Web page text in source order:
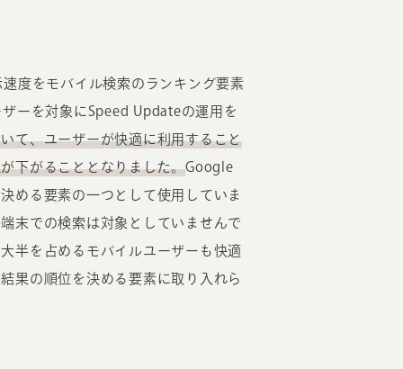
度をモバイル検索のランキング要素
ーを対象にSpeed Updateの運用を
て、ユーザーが快適に利用すること
下がることとなりました。Google
める要素の一つとして使用していま
末での検索は対象としていませんで
半を占めるモバイルユーザーも快適
果の順位を決める要素に取り入れら